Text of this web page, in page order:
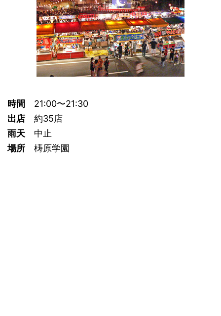
時間 21:00〜21:30
出店 約35店
雨天 中止
場所 梼原学園